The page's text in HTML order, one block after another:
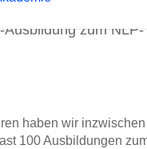
Ausbildung zum NLP-
haben wir
100 Ausbildungen